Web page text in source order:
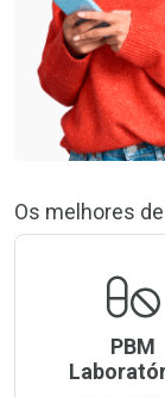
Os melhores
PBM